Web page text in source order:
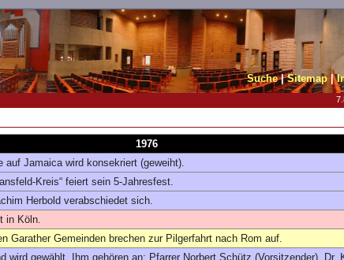
Suche|Sitemap|
1976
auf Jamaica wird konsekriert (geweiht).
Kreis“ feiert sein 5-Jahresfest.
Herbold verabschiedet sich.
in Köln.
Garather Gemeinden brechen zur Pilgerfahrt nach Rom auf.
wird gewählt. Ihm gehören an: Pfarrer Norbert Schütz (Vorsitzender), Dr.